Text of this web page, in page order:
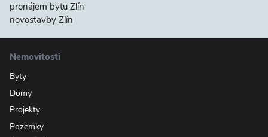
pronájem bytu Zlín
novostavby Zlín
Nemovitosti
Byty
Domy
Projekty
Pozemky